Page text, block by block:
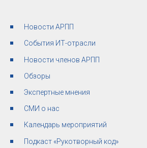
Новости АРПП
События ИТ-отрасли
Новости членов АРПП
Обзоры
Экспертные мнения
СМИ о нас
Календарь мероприятий
Подкаст «Рукотворный код»